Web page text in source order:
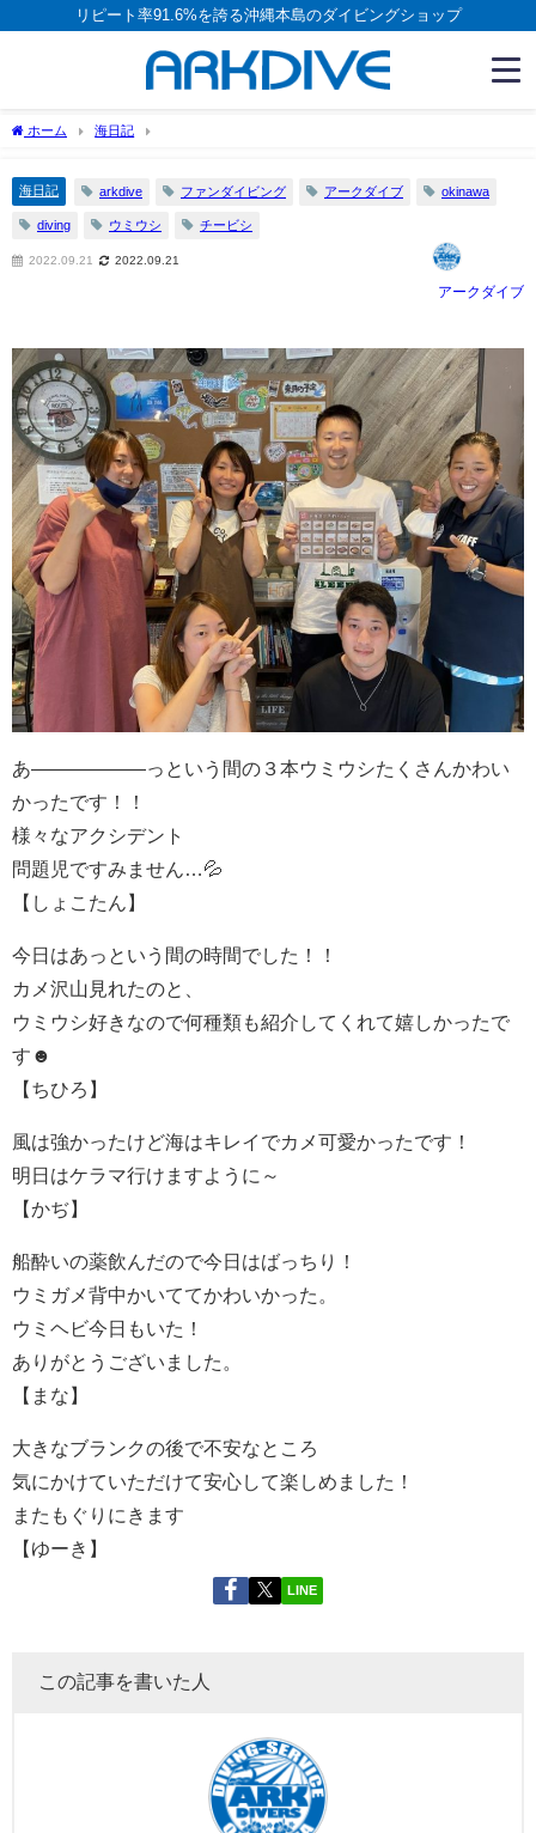
リピート率91.6%を誇る沖縄本島のダイビングショップ
ホーム 海日記
海日記 arkdive ファンダイビング アークダイブ okinawa
diving ウミウシ チービシ
2022.09.21 2022.09.21
アークダイブ
あ—―――――っという間の３本ウミウシたくさんかわい
かったです！！
様々なアクシデント
問題児ですみません…💦
【しょこたん】
今日はあっという間の時間でした！！
カメ沢山見れたのと、
ウミウシ好きなので何種類も紹介してくれて嬉しかったで
す☻
【ちひろ】
風は強かったけど海はキレイでカメ可愛かったです！
明日はケラマ行けますように～
【かぢ】
船酔いの薬飲んだので今日はばっちり！
ウミガメ背中かいててかわいかった。
ウミヘビ今日もいた！
ありがとうございました。
【まな】
大きなブランクの後で不安なところ
気にかけていただけて安心して楽しめました！
またもぐりにきます
【ゆーき】
LINE
この記事を書いた人